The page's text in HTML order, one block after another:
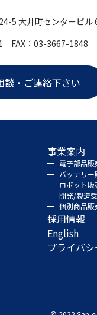
5 大井町センタービル
FAX：03-3667-1848
談・ご連絡下さい
事業案内
電子部品販
バッテリ
ロボット販
開発/製造
個別商品販
採用情報
English
プライバ